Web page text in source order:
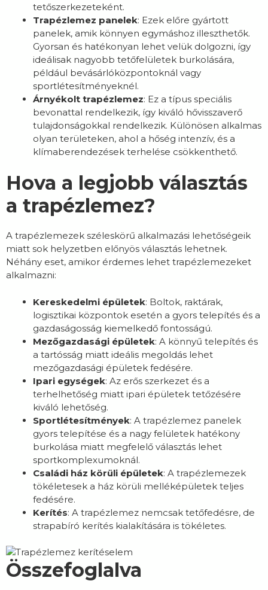
tetőszerkezeteként.
Trapézlemez panelek: Ezek előre gyártott
panelek, amik könnyen egymáshoz illeszthetők.
Gyorsan és hatékonyan lehet velük dolgozni, így
ideálisak nagyobb tetőfelületek burkolására,
például bevásárlóközpontoknál vagy
sportlétesítményeknél.
Árnyékolt trapézlemez: Ez a típus speciális
bevonattal rendelkezik, így kiváló hővisszaverő
tulajdonságokkal rendelkezik. Különösen alkalmas
olyan területeken, ahol a hőség intenzív, és a
klímaberendezések terhelése csökkenthető.
Hova a legjobb választás
a trapézlemez?
A trapézlemezek széleskörű alkalmazási lehetőségeik
miatt sok helyzetben előnyös választás lehetnek.
Néhány eset, amikor érdemes lehet trapézlemezeket
alkalmazni:
Kereskedelmi épületek: Boltok, raktárak,
logisztikai központok esetén a gyors telepítés és a
gazdaságosság kiemelkedő fontosságú.
Mezőgazdasági épületek: A könnyű telepítés és
a tartósság miatt ideális megoldás lehet
mezőgazdasági épületek fedésére.
Ipari egységek: Az erős szerkezet és a
terhelhetőség miatt ipari épületek tetőzésére
kiváló lehetőség.
Sportlétesítmények: A trapézlemez panelek
gyors telepítése és a nagy felületek hatékony
burkolása miatt megfelelő választás lehet
sportkomplexumoknál.
Családi ház körüli épületek: A trapézlemezek
tökéletesek a ház körüli melléképületek teljes
fedésére.
Kerítés: A trapézlemez nemcsak tetőfedésre, de
strapabíró kerítés kialakítására is tökéletes.
Összefoglalva